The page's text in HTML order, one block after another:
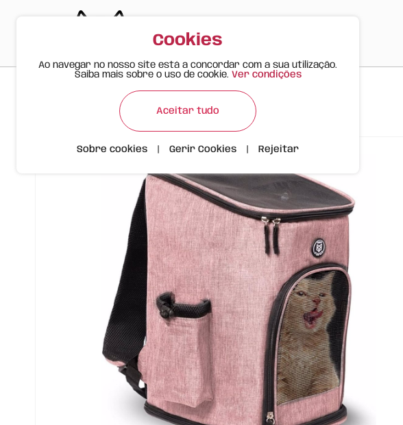
Produtos > > Mochila Transportadora Rosa FOFOS
Cookies
Ao navegar no nosso site está a concordar com a sua utilização.
Saiba mais sobre o uso de cookie. Ver condições
Aceitar tudo
Sobre cookies Gerir Cookies Rejeitar